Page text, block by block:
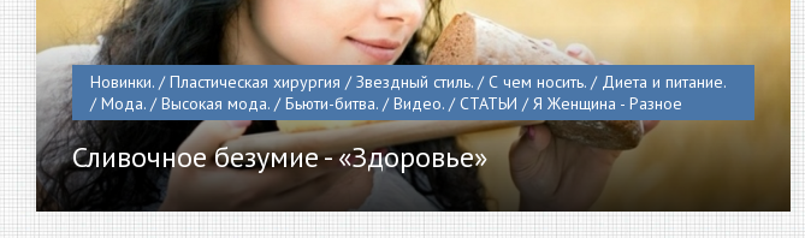
Новинки. / Пластическая хирургия / Звездный стиль. / С чем носить. / Диета и питание.
/ Мода. / Высокая мода. / Бьюти-битва. / Видео. / СТАТЬИ / Я Женщина - Разное
Сливочное безумие - «Здоровье»